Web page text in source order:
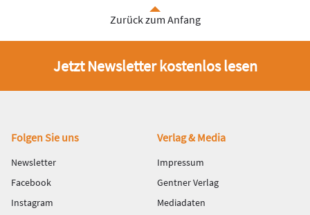
Zurück zum Anfang
Jetzt Newsletter kostenlos lesen
Fußbereich
Folgen Sie uns
Newsletter
Facebook
Instagram
Verlag & Media
Impressum
Gentner Verlag
Mediadaten